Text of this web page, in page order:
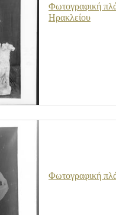
Φωτογραφική
Ηρακλείου
Φωτογραφική